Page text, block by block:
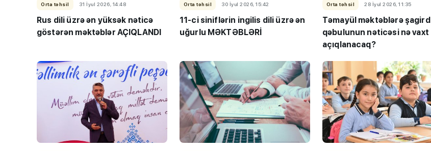
Orta təhsil 31 İyul 2026, 14:48
Rus dili üzrə ən yüksək nəticə
göstərən məktəblər AÇIQLANDI
Orta təhsil 30 İyul 2026, 15:42
11-ci siniflərin ingilis dili üzrə ən
uğurlu MƏKTƏBLƏRİ
Orta təhsil 28 İyul 2026, 11:35
Təmayül məktəblərə şagird
qəbulunun nəticəsi nə vaxt
açıqlanacaq?